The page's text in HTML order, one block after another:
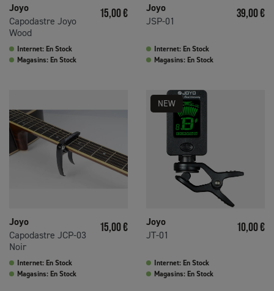
Joyo
Capodastre Joyo
Wood
Prix
15,00 €
Internet: En Stock
Magasins: En Stock
Joyo
JSP-01
Prix
39,00 €
Internet: En Stock
Magasins: En Stock
Joyo
Capodastre JCP-03
Noir
Prix
15,00 €
Internet: En Stock
Magasins: En Stock
Joyo
JT-01
Prix
10,00 €
Internet: En Stock
Magasins: En Stock
NEW